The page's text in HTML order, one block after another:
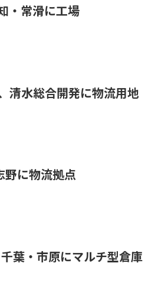
・常滑に工場
清水総合開発に物流用地
野に物流拠点
葉・市原にマルチ型倉庫